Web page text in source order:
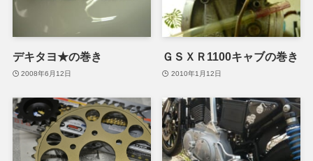
デキタヨ★の巻き
2008年6月12日
ＧＳＸＲ1100キャブの巻き
2010年1月12日